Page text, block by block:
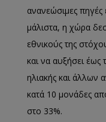
ανανεώσιμες
μάλιστα, η χώρα
εθνικούς της
και να αυξήσει έως
ηλιακής και άλλων
κατά 10 μονάδες
στο 33%.